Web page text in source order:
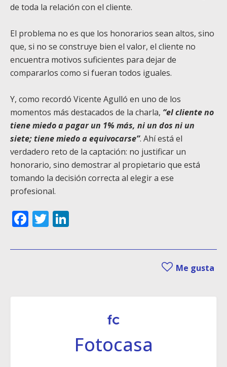
de toda la relación con el cliente.
El problema no es que los honorarios sean altos, sino
que, si no se construye bien el valor, el cliente no
encuentra motivos suficientes para dejar de
compararlos como si fueran todos iguales.
Y, como recordó Vicente Agulló en uno de los
momentos más destacados de la charla, “el cliente no
tiene miedo a pagar un 1% más, ni un dos ni un
siete; tiene miedo a equivocarse”. Ahí está el
verdadero reto de la captación: no justificar un
honorario, sino demostrar al propietario que está
tomando la decisión correcta al elegir a ese
profesional.
Facebook
Twitter
Me gusta
Fotocasa